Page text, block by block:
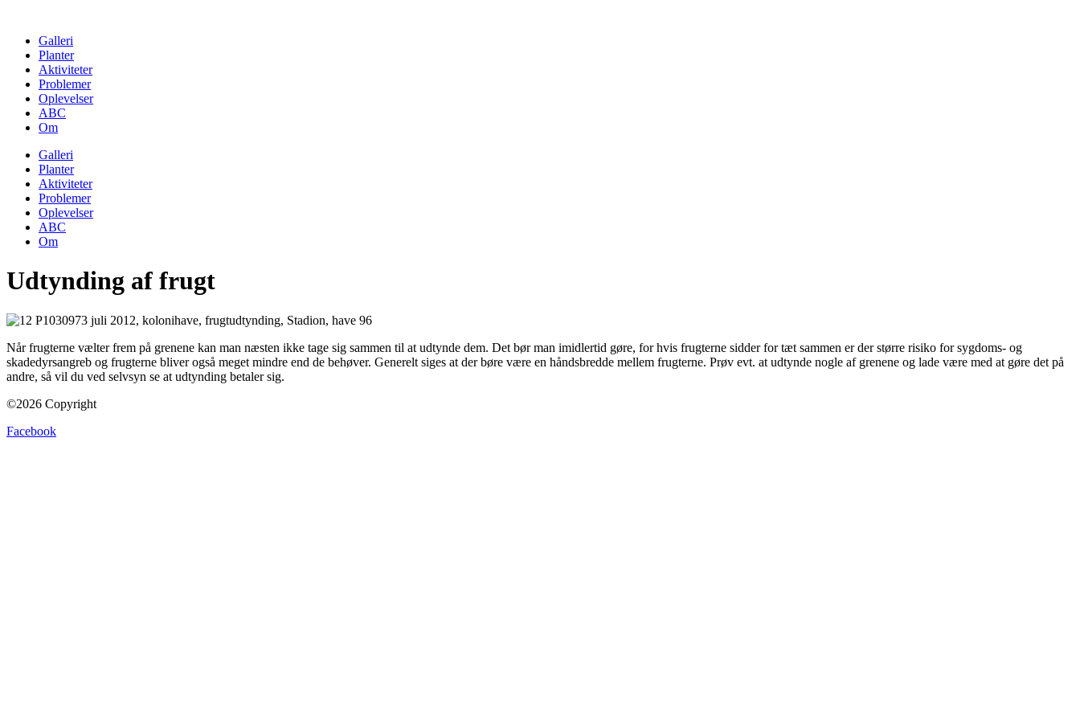
contentGalleri
Planter
Aktiviteter
Problemer
Oplevelser
ABC
Om
Galleri
Planter
Aktiviteter
Problemer
Oplevelser
ABC
Om
Udtynding af frugt
Når frugterne vælter frem på grenene kan man næsten ikke tage sig sammen til at udtynde dem. Det bør man imidlertid gøre, for hvis frugterne sidder for tæt sammen er der større risiko for sygdoms- og
skadedyrsangreb og frugterne bliver også meget mindre end de behøver. Generelt siges at der børe være en håndsbredde mellem frugterne. Prøv evt. at udtynde nogle af grenene og lade være med at gøre det på
andre, så vil du ved selvsyn se at udtynding betalersig.
©2026 Copyright
Facebook